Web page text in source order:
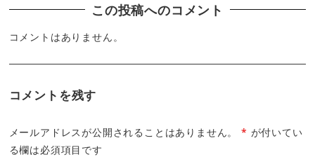
この投稿へのコメント
コメントはありません。
コメントを残す
メールアドレスが公開されることはありません。 * が付いてい
る欄は必須項目です